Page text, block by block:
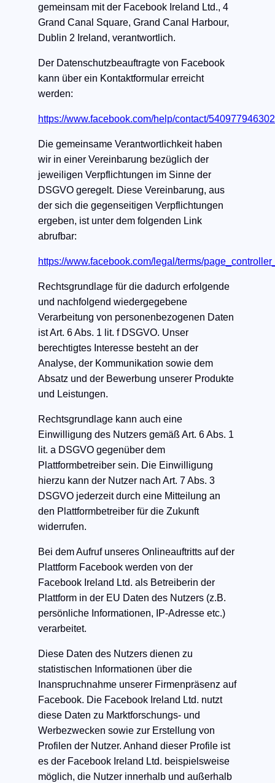
gemeinsam mit der Facebook Ireland Ltd., 4
Grand Canal Square, Grand Canal Harbour,
Dublin 2 Ireland, verantwortlich.
Der Datenschutzbeauftragte von Facebook
kann über ein Kontaktformular erreicht
werden:
https://www.facebook.com/help/contact/
Die gemeinsame Verantwortlichkeit haben
wir in einer Vereinbarung bezüglich der
jeweiligen Verpflichtungen im Sinne der
DSGVO geregelt. Diese Vereinbarung, aus
der sich die gegenseitigen Verpflichtungen
ergeben, ist unter dem folgenden Link
abrufbar:
https://www.facebook.com/legal/terms/
Rechtsgrundlage für die dadurch erfolgende
und nachfolgend wiedergegebene
Verarbeitung von personenbezogenen Daten
ist Art. 6 Abs. 1 lit. f DSGVO. Unser
berechtigtes Interesse besteht an der
Analyse, der Kommunikation sowie dem
Absatz und der Bewerbung unserer Produkte
und Leistungen.
Rechtsgrundlage kann auch eine
Einwilligung des Nutzers gemäß Art. 6 Abs. 1
lit. a DSGVO gegenüber dem
Plattformbetreiber sein. Die Einwilligung
hierzu kann der Nutzer nach Art. 7 Abs. 3
DSGVO jederzeit durch eine Mitteilung an
den Plattformbetreiber für die Zukunft
widerrufen.
Bei dem Aufruf unseres Onlineauftritts auf der
Plattform Facebook werden von der
Facebook Ireland Ltd. als Betreiberin der
Plattform in der EU Daten des Nutzers (z.B.
persönliche Informationen, IP-Adresse etc.)
verarbeitet.
Diese Daten des Nutzers dienen zu
statistischen Informationen über die
Inanspruchnahme unserer Firmenpräsenz auf
Facebook. Die Facebook Ireland Ltd. nutzt
diese Daten zu Marktforschungs- und
Werbezwecken sowie zur Erstellung von
Profilen der Nutzer. Anhand dieser Profile ist
es der Facebook Ireland Ltd. beispielsweise
möglich, die Nutzer innerhalb und außerhalb